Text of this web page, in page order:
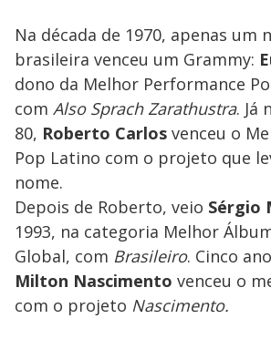
Na década de 1970, apenas um
brasileira venceu um Grammy:
dono da Melhor Performance
com Also Sprach Zarathustra. Já
80, Roberto Carlos venceu o
Pop Latino com o projeto que
nome.
Depois de Roberto, veio Sérgio
1993, na categoria Melhor
Global, com Brasileiro. Cinco
Milton Nascimento venceu o
com o projeto Nascimento.